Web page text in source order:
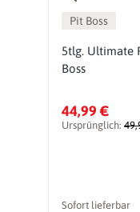
Pit Boss
5tlg. Ultimate
Boss
44,99 €
Ursprünglich:
Sofort lieferbar